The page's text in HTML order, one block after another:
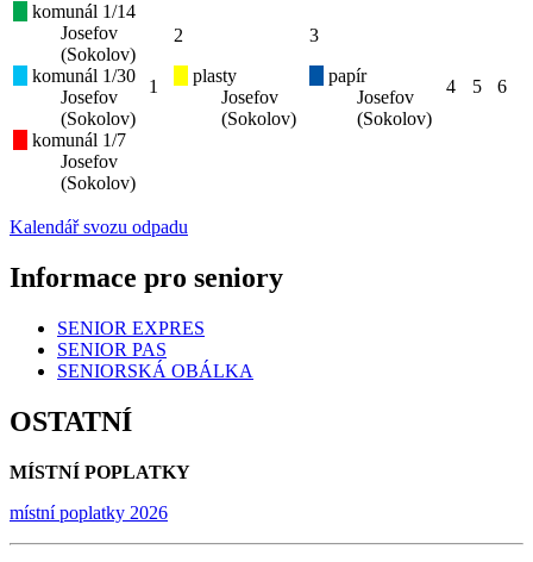
komunál 1/14
Josefov
(Sokolov)
komunál 1/30
Josefov
(Sokolov)
komunál 1/7
Josefov
(Sokolov)
1
2
plasty
Josefov
(Sokolov)
3
papír
Josefov
(Sokolov)
4 5 6
Kalendář svozu odpadu
Informace pro seniory
SENIOR EXPRES
SENIOR PAS
SENIORSKÁ OBÁLKA
OSTATNÍ
MÍSTNÍ POPLATKY
místní poplatky 2026